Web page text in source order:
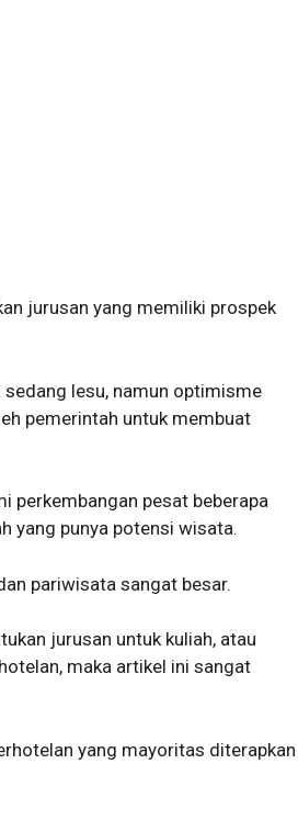
jurusan yang memiliki prospek
lesu, namun optimisme
pemerintah untuk membuat
perkembangan pesat beberapa
yang punya potensi wisata.
pariwisata sangat besar.
jurusan untuk kuliah, atau
maka artikel ini sangat
yang mayoritas diterapkan